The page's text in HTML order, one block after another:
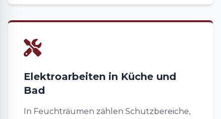
Elektroarbeiten in Küche und
Bad
In Feuchträumen zählen Schutzbereiche,